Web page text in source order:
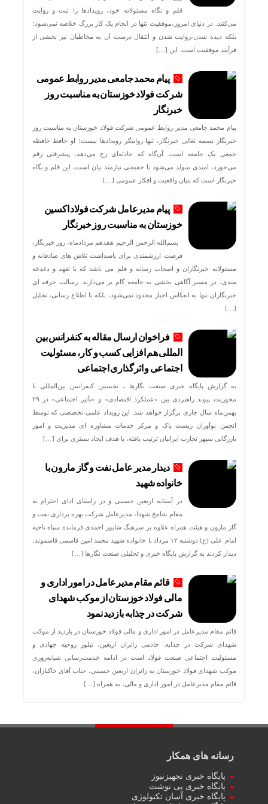
قلم و نگاه مسئولانه خود، رویدادها را ثبت و روایت
می‌کنند. در دنیای امروز،موفقیت تنها در انجام یک کار بزرگ خلاصه نمی‌شود؛
بلکه دیده شدن،روایت شدن و انتقال درست آن به مخاطبان نیز بخشی از
فرآیند موفقیت است. این […]
پیام محمد جامعی مدیر روابط عمومی
شرکت فولاد خوزستان به مناسبت روز
خبرنگار
پیام محمد جامعی مدیر روابط عمومی شرکت فولاد خوزستان به مناسبت روز
خبرنگار بسمه تعالی خبرنگار، تنها روایتگر رویدادها نیست؛ او حافظ حافظه
جمعی یک جامعه است. آن‌گاه که حادثه‌ای رخ می‌دهد، پیشرفتی رقم
می‌خورد، امیدی متولد می‌شود یا حقیقتی نیازمند بیان است، این قلم و نگاه
خبرنگار است که میان واقعیت و افکار عمومی […]
پیام مدیرعامل شرکت فولاد اکسین
خوزستان به مناسبت روز خبرنگار
بسم‌الله الرحمن الرحیم هفدهم مردادماه، روز خبرنگار،
فرصت ارزشمندی برای پاسداشت تلاش‌ های صادقانه و
مسئولانه خبرنگاران و اصحاب رسانه و قلم می باشد که با تعهد و دغدغه‌
مندی، در مسیر آگاهی‌ بخشی به جامعه گام بر می‌دارند. رسالت حرفه‌ ای
خبرنگاران تنها به انعکاس اخبار محدود نمی‌شود، بلکه با اطلاع رسانی، تحلیل
[…]
فراخوان ارسال مقاله به کنفرانس بین
المللی هم افزایی کسب و کار، مسئولیت
اجتماعی و اثرگذاری اجتماعی
به گزارش پایگاه خبری صنعت نگارها ، نخستین کنفرانس بین‌المللی با
محوریت پیوند راهبردی بین «عملکرد اقتصادی» و «تأثیر اجتماعی» در ۲۹
بهمن‌ماه سال جاری برگزار خواهد شد. این رویداد علمی-تخصصی که توسط
انجمن نوآوران زیست پاک و مرکز خدمات مشاوره ای مدیریت و امور
بازرگانی سپهر تجارت ایرانیان ترتیب یافته، با هدف ایجاد بستری برای […]
دیدار مدیر عامل نفت و گاز مارون با
خانواده شهید
در آستانه اربعین حسینی و در راستای ادای احترام به
مقام شامخ شهدا، مدیرعامل شرکت بهره برداری نفت و
گاز مارون و هیئت همراه علاوه بر سرهنگ شاپور احمدی فرمانده سپاه ناحیه
امام علی (ع) دوشنبه ۱۲ مرداد با خانواده شهید محمد امین قاسمی قاسموند،
دیدار کردند به گزارش پایگاه خبری و تحلیلی صنعت نگارها […]
قائم مقام مدیرعامل در امور اداری و
مالی فولاد خوزستان از موکب شهدای
شرکت در چذابه بازدید نمود
قائم مقام مدیرعامل در امور اداری و مالی فولاد خوزستان در بازدید از موکب
شهدای شرکت در چذابه: خادمی زائران اربعین، تبلور روحیه جهادی و
مسئولیت اجتماعی صنعت فولاد است در ادامه خدمت‌رسانی شبانه‌روزی
موکب شهدای فولاد خوزستان به زائران اربعین حسینی، جناب آقای خاکبازان،
قائم مقام مدیرعامل در امور اداری و مالی، به همراه […]
رسانه های همکار
پایگاه خبری تجهیزنیوز
پایگاه خبری پی نوشت
پایگاه خبری آسان تکنولوژی